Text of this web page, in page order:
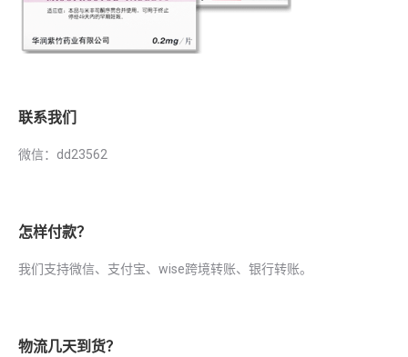
联系我们
微信：dd23562
怎样付款？
我们支持微信、支付宝、wise跨境转账、银行转账。
物流几天到货？